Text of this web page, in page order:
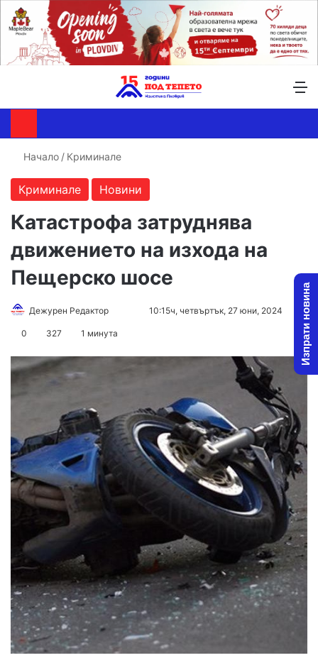
Начало / Криминале
Криминале Новини
Катастрофа затруднява
движението на изхода на
Пещерско шосе
Дежурен Редактор
Send10:15ч, четвъртък, 27 юни, 2024
0 327 1 минута Изпрати новина